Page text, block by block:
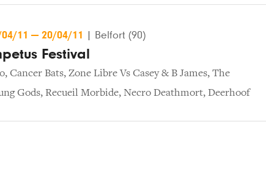
11 — 20/04/11 Belfort (90)
Festival
, Cancer Bats, Zone Libre Vs Casey & B James, The
Gods, Recueil Morbide, Necro Deathmort, Deerhoof